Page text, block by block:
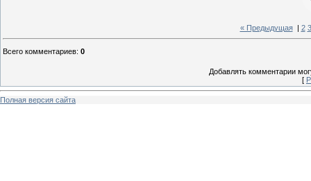
« Предыдущая| 2 3
Всего комментариев: 0
Добавлять комментарии
[
Полная версия сайта